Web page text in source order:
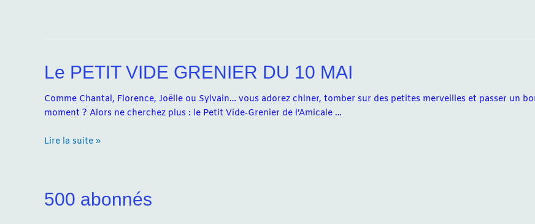
Le PETIT VIDE GRENIER DU 10 MAI
Comme Chantal, Florence, Joëlle ou Sylvain… vous adorez chiner, tomber sur des petites merveilles et passer un
moment ? Alors ne cherchez plus : le Petit Vide‑Grenier de l’Amicale …
Le
DU
Lire la suite »
500 abonnés